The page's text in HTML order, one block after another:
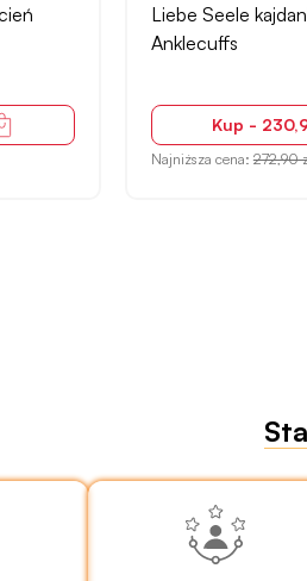
Liebe Seele
Anklecuffs
Kup -
Najniższa cena:272,90